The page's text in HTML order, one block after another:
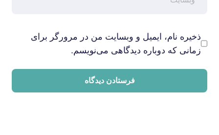
ذخیره نام، ایمیل و وبسایت من در مرورگر برای
زمانی که دوباره دیدگاهی می‌نویسم.